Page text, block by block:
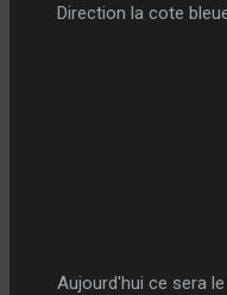
Direction la cote
Aujourd'hui ce sera